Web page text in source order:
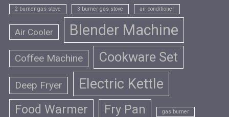
2 burner gas stove 3 burner gas stove air conditioner
Air Cooler Blender Machine
Coffee Machine Cookware Set
Deep Fryer Electric Kettle
Food Warmer Fry Pan gas burner